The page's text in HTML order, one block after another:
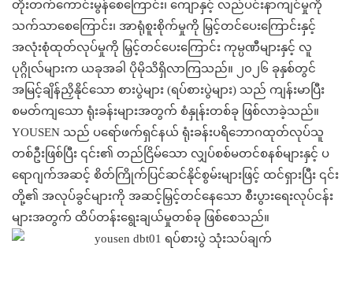
တိုးတက်ကောင်းမွန်စေကြောင်း၊ ကျောနှင့် လည်ပင်းနာကျင်မှုကို
သက်သာစေကြောင်း၊ အာရုံစူးစိုက်မှုကို မြှင့်တင်ပေးကြောင်းနှင့်
အလုံးစုံထုတ်လုပ်မှုကို မြှင့်တင်ပေးကြောင်း ကုမ္ပဏီများနှင့် လူ
ပုဂ္ဂိုလ်များက ယခုအခါ ပိုမိုသိရှိလာကြသည်။ ၂၀၂၆ ခုနှစ်တွင်
အမြင့်ချိန်ညှိနိုင်သော စားပွဲများ (ရပ်စားပွဲများ) သည် ကျန်းမာပြီး
စမတ်ကျသော ရုံးခန်းများအတွက် စံနှုန်းတစ်ခု ဖြစ်လာခဲ့သည်။
YOUSEN သည် ပရော်ဖက်ရှင်နယ် ရုံးခန်းပရိဘောဂထုတ်လုပ်သူ
တစ်ဦးဖြစ်ပြီး ၎င်း၏ တည်ငြိမ်သော လျှပ်စစ်မတင်စနစ်များနှင့် ပ
ရောဂျက်အဆင့် စိတ်ကြိုက်ပြင်ဆင်နိုင်စွမ်းများဖြင့် ထင်ရှားပြီး ၎င်း
တို့၏ အလုပ်ခွင်များကို အဆင့်မြှင့်တင်နေသော စီးပွားရေးလုပ်ငန်း
များအတွက် ထိပ်တန်းရွေးချယ်မှုတစ်ခု ဖြစ်စေသည်။